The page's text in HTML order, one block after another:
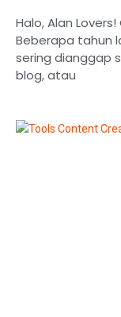
Halo, Alan
Beberapa tahun
sering dianggap
blog, atau